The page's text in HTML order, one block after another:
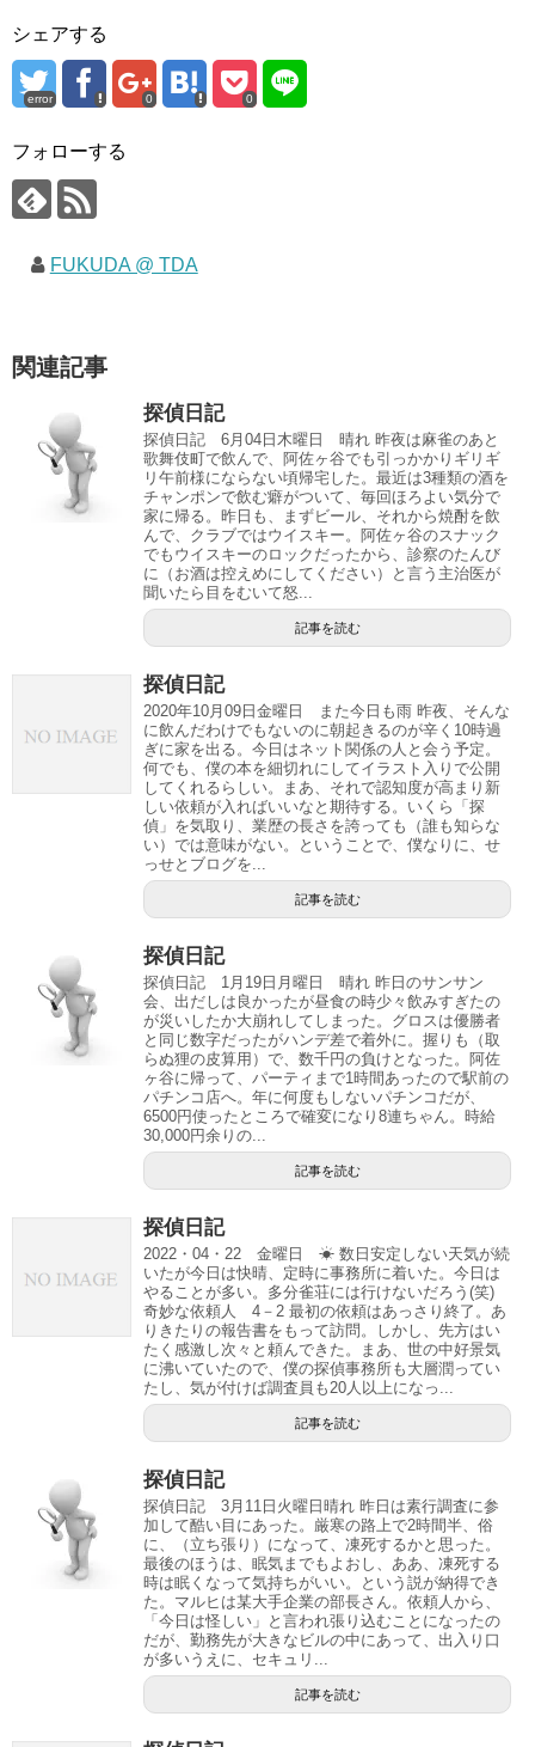
シェアする
error 0 0
フォローする
FUKUDA @ TDA
関連記事
探偵日記
探偵日記 6月04日木曜日 晴れ 昨夜は麻雀のあと
歌舞伎町で飲んで、阿佐ヶ谷でも引っかかりギリギ
リ午前様にならない頃帰宅した。最近は3種類の酒を
チャンポンで飲む癖がついて、毎回ほろよい気分で
家に帰る。昨日も、まずビール、それから焼酎を飲
んで、クラブではウイスキー。阿佐ヶ谷のスナック
でもウイスキーのロックだったから、診察のたんび
に（お酒は控えめにしてください）と言う主治医が
聞いたら目をむいて怒...
記事を読む
探偵日記
2020年10月09日金曜日 また今日も雨 昨夜、そんな
に飲んだわけでもないのに朝起きるのが辛く10時過
ぎに家を出る。今日はネット関係の人と会う予定。
何でも、僕の本を細切れにしてイラスト入りで公開
してくれるらしい。まあ、それで認知度が高まり新
しい依頼が入ればいいなと期待する。いくら「探
偵」を気取り、業歴の長さを誇っても（誰も知らな
い）では意味がない。ということで、僕なりに、せ
っせとブログを...
記事を読む
探偵日記
探偵日記 1月19日月曜日 晴れ 昨日のサンサン
会、出だしは良かったが昼食の時少々飲みすぎたの
が災いしたか大崩れしてしまった。グロスは優勝者
と同じ数字だったがハンデ差で着外に。握りも（取
らぬ狸の皮算用）で、数千円の負けとなった。阿佐
ヶ谷に帰って、パーティまで1時間あったので駅前の
パチンコ店へ。年に何度もしないパチンコだが、
6500円使ったところで確変になり8連ちゃん。時給
30,000円余りの...
記事を読む
探偵日記
2022・04・22 金曜日 ☀ 数日安定しない天気が続
いたが今日は快晴、定時に事務所に着いた。今日は
やることが多い。多分雀荘には行けないだろう(笑)
奇妙な依頼人 4－2 最初の依頼はあっさり終了。あ
りきたりの報告書をもって訪問。しかし、先方はい
たく感激し次々と頼んできた。まあ、世の中好景気
に沸いていたので、僕の探偵事務所も大層潤ってい
たし、気が付けば調査員も20人以上になっ...
記事を読む
探偵日記
探偵日記 3月11日火曜日晴れ 昨日は素行調査に参
加して酷い目にあった。厳寒の路上で2時間半、俗
に、（立ち張り）になって、凍死するかと思った。
最後のほうは、眠気までもよおし、ああ、凍死する
時は眠くなって気持ちがいい。という説が納得でき
た。マルヒは某大手企業の部長さん。依頼人から、
「今日は怪しい」と言われ張り込むことになったの
だが、勤務先が大きなビルの中にあって、出入り口
が多いうえに、セキュリ...
記事を読む